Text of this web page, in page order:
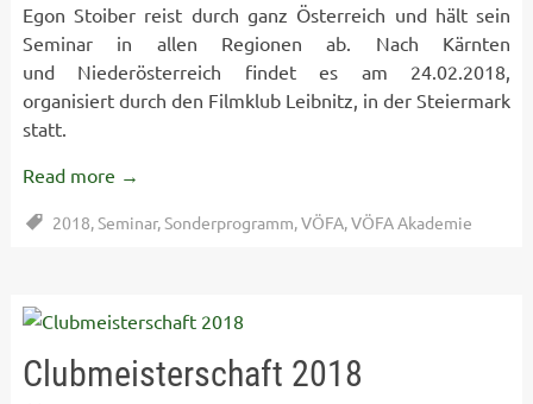
Egon Stoiber reist durch ganz Österreich und hält sein
Seminar in allen Regionen ab. Nach Kärnten
und Niederösterreich findet es am 24.02.2018,
organisiert durch den Filmklub Leibnitz, in der Steiermark
statt.
Read more →
2018,Seminar,Sonderprogramm,VÖFA,VÖFA Akademie
Clubmeisterschaft 2018